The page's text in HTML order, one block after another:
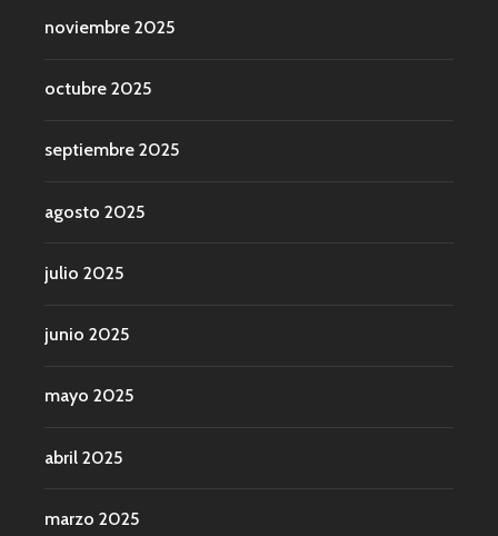
noviembre 2025
octubre 2025
septiembre 2025
agosto 2025
julio 2025
junio 2025
mayo 2025
abril 2025
marzo 2025